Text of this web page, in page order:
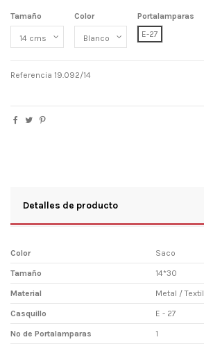
Tamaño Color
Portalamparas
E-27
Referencia 19.092/14
Detalles de producto
Color Saco
Tamaño 14*30
Material Metal / Textil
Casquillo E - 27
Nº de Portalamparas 1